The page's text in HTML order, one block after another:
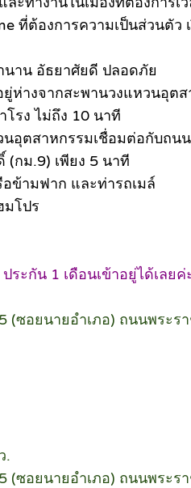
ที่ต้องการความเป็นส่วนตัว
าน อัธยาศัยดี ปลอดภัย
ห่างจากสะพานวงแหวนอุต
โรง ไม่ถึง 10 นาที
อุตสาหกรรมเชื่อมต่อกับถน
(กม.9) เพียง 5 นาที
ข้ามฟาก และท่ารถเมล์
มโปร
ระกัน 1 เดือนเข้าอยู่ได้เลยค่
(ซอยนายอำเภอ) ถนนพระ
.
ซอยนายอำเภอ) ถนนพระร